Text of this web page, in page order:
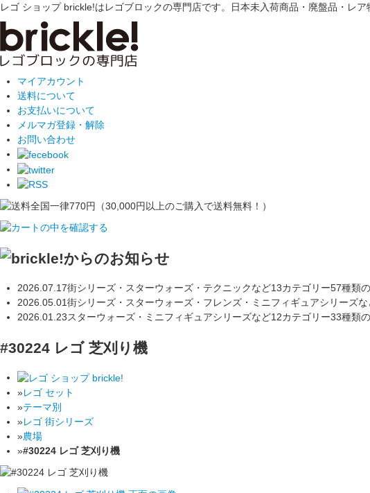
レゴ ショップ brickle!はレゴブロックの専門店です。日本未入荷商品・廃盤品・レ
マイアカウント
送料について
お支払いについて
メルマガ登録・解除
お問い合わせ
2026.07.17街シリーズ・スターウォーズ・テクニックなど13カテゴリー57種類
2026.05.01街シリーズ・スターウォーズ・フレンズ・ミニフィギュアシリーズ
2026.01.23スターウォーズ・ミニフィギュアシリーズなど12カテゴリー33種類
#30224 レゴ 芝刈り機
»レゴ セット
»テーマ別
»レゴ 街シリーズ
»農場
»#30224 レゴ 芝刈り機